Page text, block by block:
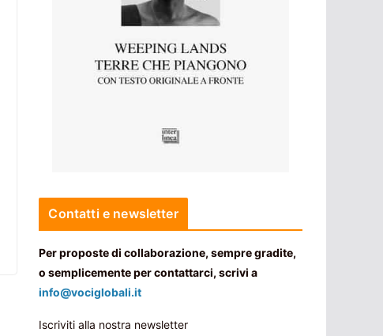
Contatti e newsletter
Per proposte di collaborazione, sempre gradite,
o semplicemente per contattarci, scrivi a
info@vociglobali.it
Iscriviti alla nostra newsletter